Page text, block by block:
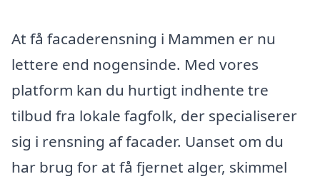
At få facaderensning i Mammen er nu
lettere end nogensinde. Med vores
platform kan du hurtigt indhente tre
tilbud fra lokale fagfolk, der specialiserer
sig i rensning af facader. Uanset om du
har brug for at få fjernet alger, skimmel